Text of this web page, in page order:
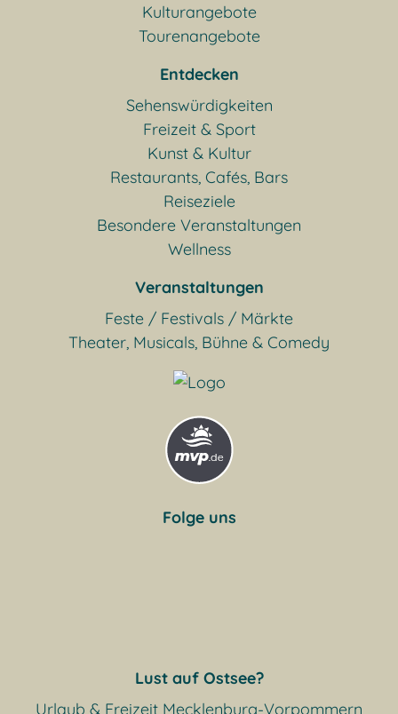
Kulturangebote
Tourenangebote
Entdecken
Sehenswürdigkeiten
Freizeit & Sport
Kunst & Kultur
Restaurants, Cafés, Bars
Reiseziele
Besondere Veranstaltungen
Wellness
Veranstaltungen
Feste / Festivals / Märkte
Theater, Musicals, Bühne & Comedy
Folge uns
Lust auf Ostsee?
Urlaub & Freizeit Mecklenburg-Vorpommern